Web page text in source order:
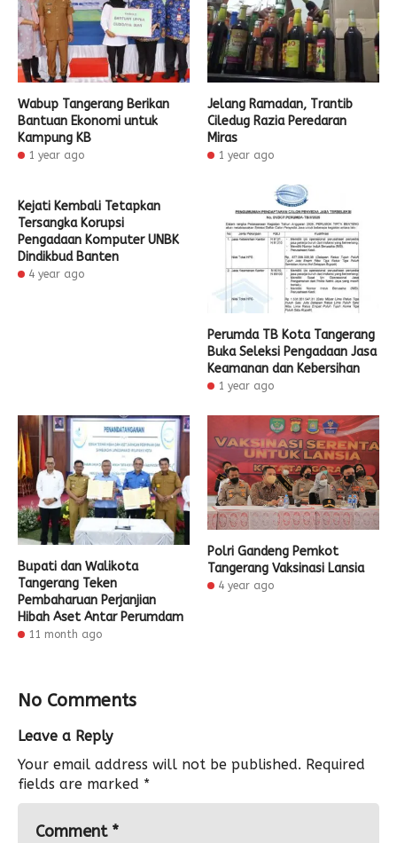
Wabup Tangerang Berikan
Bantuan Ekonomi untuk
Kampung KB
1 year ago
Jelang Ramadan, Trantib
Ciledug Razia Peredaran
Miras
1 year ago
Kejati Kembali Tetapkan
Tersangka Korupsi
Pengadaan Komputer UNBK
Dindikbud Banten
4 year ago
Perumda TB Kota Tangerang
Buka Seleksi Pengadaan Jasa
Keamanan dan Kebersihan
1 year ago
Bupati dan Walikota
Tangerang Teken
Pembaharuan Perjanjian
Hibah Aset Antar Perumdam
11 month ago
Polri Gandeng Pemkot
Tangerang Vaksinasi Lansia
4 year ago
No Comments
Leave a Reply
Your email address will not be published. Required
fields are marked *
Comment *